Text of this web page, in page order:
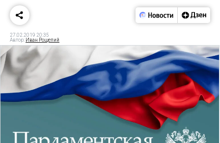
27.02.2019 20:35
Автор: Иван Рощепий